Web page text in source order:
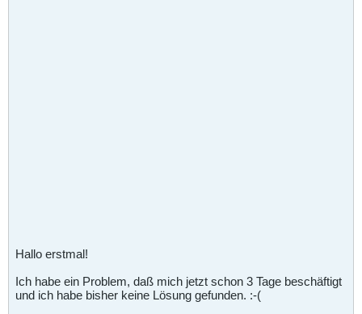
Hallo erstmal!
Ich habe ein Problem, daß mich jetzt schon 3 Tage beschäftigt
und ich habe bisher keine Lösung gefunden. :-(